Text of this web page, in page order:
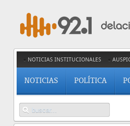
NOTICIAS INSTITUCIONALES
NOTICIAS POLÍTICA